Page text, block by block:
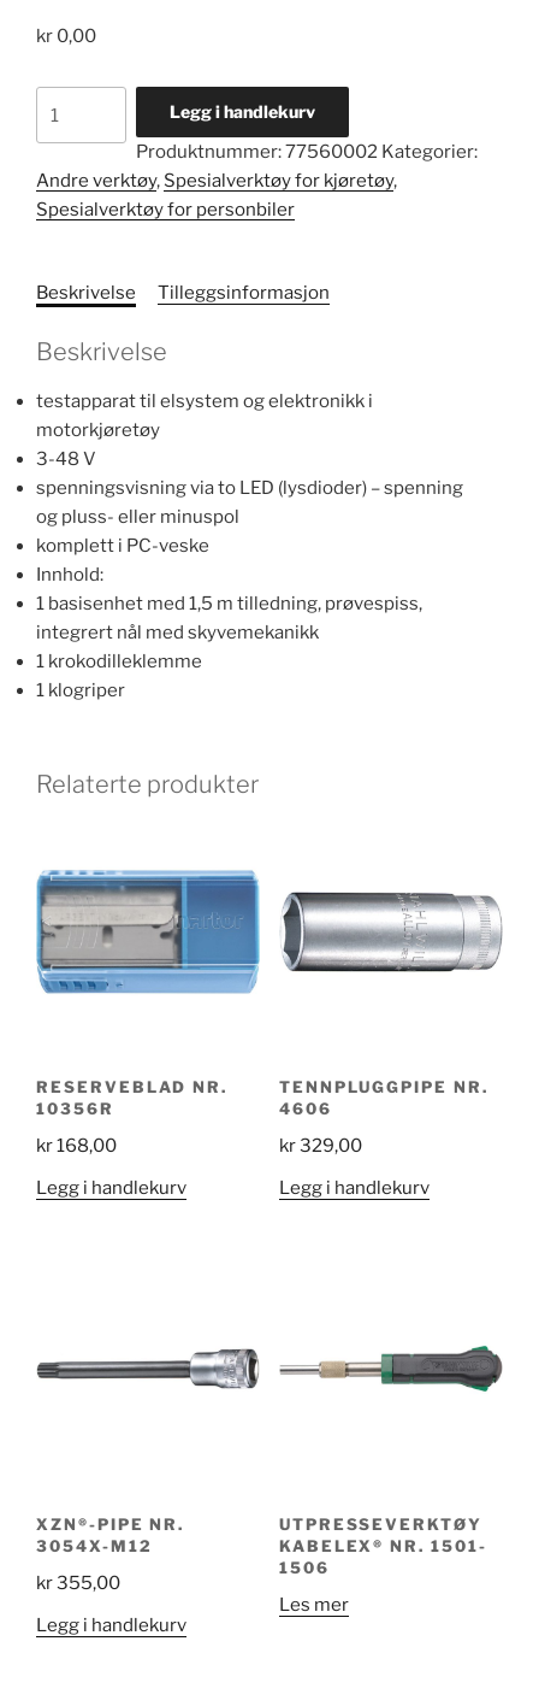
kr 0,00
Spenningsprøver
antall
Legg i handlekurv
Produktnummer:77560002 Kategorier:
Andre verktøy, Spesialverktøy for kjøretøy,
Spesialverktøy for personbiler
Beskrivelse Tilleggsinformasjon
Beskrivelse
testapparat til elsystem og elektronikk i
motorkjøretøy
3-48 V
spenningsvisning via to LED (lysdioder) – spenning
og pluss- eller minuspol
komplett i PC-veske
Innhold:
1 basisenhet med 1,5 m tilledning, prøvespiss,
integrert nål med skyvemekanikk
1 krokodilleklemme
1 klogriper
Relaterte produkter
RESERVEBLAD NR.
10356R
kr168,00
Legg i handlekurv
TENNPLUGGPIPE NR.
4606
kr329,00
Legg i handlekurv
XZN®-PIPE NR.
3054X-M12
kr355,00
Legg i handlekurv
UTPRESSEVERKTØY
KABELEX® NR. 1501-
1506
Les mer